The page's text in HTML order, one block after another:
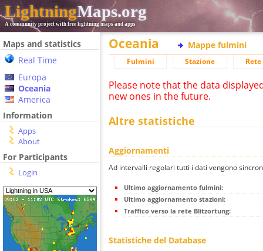
LightningMaps.org
A community project with free lightning maps and apps
Maps and statistics
Real Time
Europa
Oceania
America
Information
Apps
About
For Participants
Login
Oceania Mappe fulmini
Fulmini Stazione
Please note that the data
new ones in the future.
Altre statistiche
Aggiornamenti
Ad intervalli regolari tutti i dati vengono
Ultimo aggiornamento fulmini:
Ultimo aggiornamento stazioni:
Traffico verso la rete Blitzortung:
Statistiche del Database